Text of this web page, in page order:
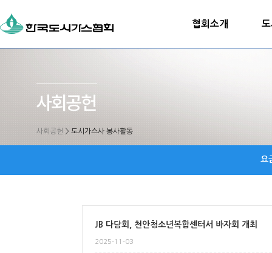
협회소개
사회공헌 > 도시가스사 봉사활동
요
JB 다담회, 천안청소년복합센터서 바자회 개최
2025-11-03